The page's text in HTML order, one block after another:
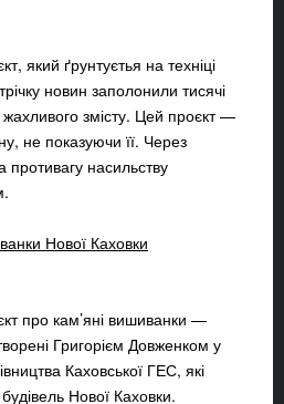
який ґрунтуєтья на техніці
новин заполонили тисячі
жахливого змісту. Цей проєкт —
не показуючи її. Через
противагу насильству
Нової Каховки
про кам’яні вишиванки —
Григорієм Довженком у
Каховської ГЕС, які
Нової Каховки.